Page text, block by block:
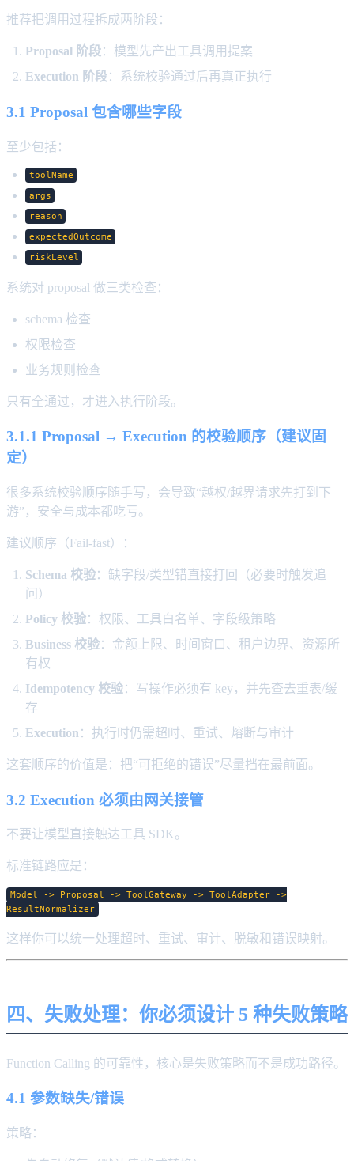
推荐把调用过程拆成两阶段：
Proposal 阶段：模型先产出工具调用提案
Execution 阶段：系统校验通过后再真正执行
3.1 Proposal 包含哪些字段
至少包括：
toolName
args
reason
expectedOutcome
riskLevel
系统对 proposal 做三类检查：
schema 检查
权限检查
业务规则检查
只有全通过，才进入执行阶段。
3.1.1 Proposal → Execution 的校验顺序（建议固
定）
很多系统校验顺序随手写，会导致“越权/越界请求先打到下
游”，安全与成本都吃亏。
建议顺序（Fail-fast）：
Schema 校验：缺字段/类型错直接打回（必要时触发追
问）
Policy 校验：权限、工具白名单、字段级策略
Business 校验：金额上限、时间窗口、租户边界、资源所
有权
Idempotency 校验：写操作必须有 key，并先查去重表/缓
存
Execution ：执行时仍需超时、重试、熔断与审计
这套顺序的价值是：把“可拒绝的错误”尽量挡在最前面。
3.2 Execution 必须由网关接管
不要让模型直接触达工具 SDK。
标准链路应是：
Model -> Proposal -> ToolGateway -> ToolAdapter ->
ResultNormalizer
这样你可以统一处理超时、重试、审计、脱敏和错误映射。
四、失败处理：你必须设计 5 种失败策略
Function Calling 的可靠性，核心是失败策略而不是成功路径。
4.1 参数缺失/错误
策略：